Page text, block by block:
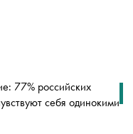
77% российских
себя одинокими